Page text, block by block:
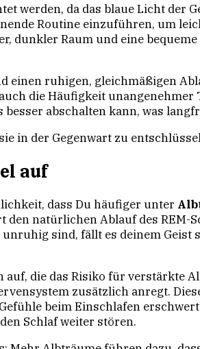
werden, da das blaue Licht der
Routine einzuführen, um
dunkler Raum und eine
einen ruhigen, gleichmäßigen
die Häufigkeit unangenehmer
besser abschalten kann, was
in der Gegenwart zu
auf
dass Du häufiger unter
natürlichen Ablauf des REM-
sind, fällt es deinem Geist
auf, die das Risiko für verstärkte
zusätzlich anregt.
beim Einschlafen
Schlaf weiter stören.